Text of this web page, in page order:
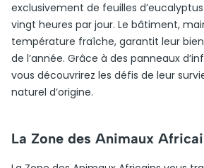
exclusivement de feuilles
vingt heures par jour. Le bâtiment,
température fraîche, garantit leur
de l’année. Grâce à des panneaux
vous découvrirez les défis de leur
naturel d’origine.
La Zone des Animaux